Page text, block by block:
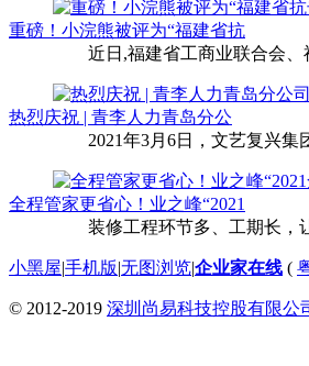
重磅！小浣熊被评为“福建省抗
近日,福建省工商业联合会、
热烈庆祝 | 青李人力青岛分公
2021年3月6日，文艺复兴集
全程管家更省心！业之峰“2021
装修工程环节多、工期长，让
小黑屋|手机版|无图浏览|企业家在线 (
© 2012-2019 深圳尚易科技控股有限公